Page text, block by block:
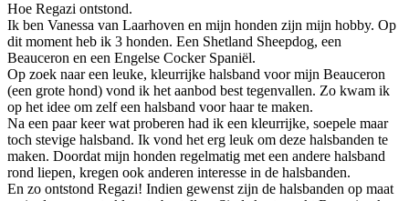
Hoe Regazi ontstond.
Ik ben Vanessa van Laarhoven en mijn honden zijn mijn hobby. Op
dit moment heb ik 3 honden. Een Shetland Sheepdog, een
Beauceron en een Engelse Cocker Spaniël.
Op zoek naar een leuke, kleurrijke halsband voor mijn Beauceron
(een grote hond) vond ik het aanbod best tegenvallen. Zo kwam ik
op het idee om zelf een halsband voor haar te maken.
Na een paar keer wat proberen had ik een kleurrijke, soepele maar
toch stevige halsband. Ik vond het erg leuk om deze halsbanden te
maken. Doordat mijn honden regelmatig met een andere halsband
rond liepen, kregen ook anderen interesse in de halsbanden.
En zo ontstond Regazi! Indien gewenst zijn de halsbanden op maat